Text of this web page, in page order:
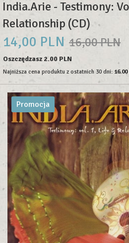
India.Arie - Testimony:
Relationship (CD)
14,00 PLN 16,00 PLN
Oszczędzasz 2.00 PLN
Najniższa cena produktu z ostatnich 30 dni:
Promocja